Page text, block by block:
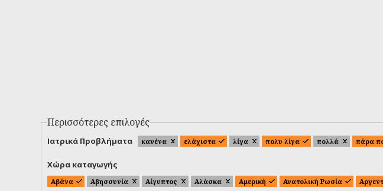
Περισσότερες επιλογές
Ιατρικά Προβλήματα κανένα ελάχιστα λίγα πολυ λίγα πολλά πάρα
Χώρα καταγωγής
Αβάνα Αβησσυνία Αίγυπτος Αλάσκα Αμερική Ανατολική Ρωσία